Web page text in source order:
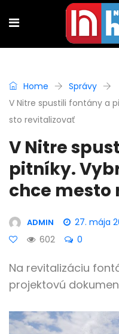
Home
Správy
V Nitre spustili fontány a
sto revitalizovať
V Nitre
pitníky.
chce
ADMIN
27. mája
602
0
Na revitalizáciu
projektovú